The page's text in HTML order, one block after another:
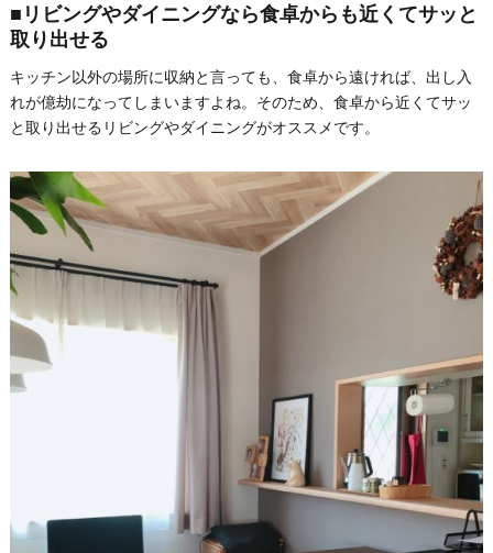
■リビングやダイニングなら食卓からも近くてサッと
取り出せる
キッチン以外の場所に収納と言っても、食卓から遠ければ、出し入
れが億劫になってしまいますよね。そのため、食卓から近くてサッ
と取り出せるリビングやダイニングがオススメです。